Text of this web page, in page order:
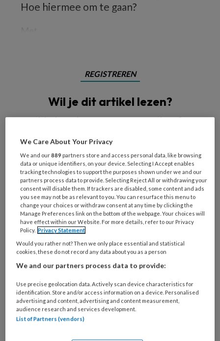
Hoe hiermee om te gaan?
REGISTREREN
Wil je dit artikel lezen?
Maak gratis een account aan en lees 2
Al een account of abonnement?Log dan in
Wat
is
je
e-
mailadres?
* *
Kies
je
wachtwoord* *
Kies
functie *
Bij
welke
organisatie
We Care About Your Privacy
We and our889 partners store and access personal data, like browsing
data or unique identifiers, on your device. Selecting I Accept enables
tracking technologies to support the purposes shown under we and our
partners process data to provide. Selecting Reject All or withdrawing your
consent will disable them. If trackers are disabled, some content and ads
you see may not be as relevant to you. You can resurface this menu to
change your choices or withdraw consent at any time by clicking the
Manage Preferences link on the bottom of the webpage. Your choices will
have effect within our Website. For more details, refer to our Privacy
Policy. Privacy Statement
Would you rather not? Then we only place essential and statistical
cookies, these do not record any data about you as a person
We and our partners process data to provide:
Use precise geolocation data. Actively scan device characteristics for
identification. Store and/or access information on a device. Personalised
advertising and content, advertising and content measurement,
audience research and services development.
List of Partners (vendors)